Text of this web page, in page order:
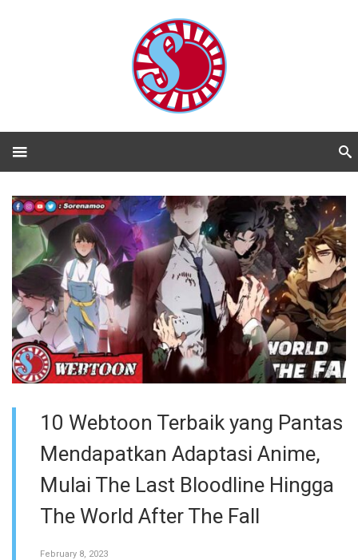
10 Webtoon Terbaik yang Pantas
Mendapatkan Adaptasi Anime,
Mulai The Last Bloodline Hingga
The World After The Fall
February 8, 2023